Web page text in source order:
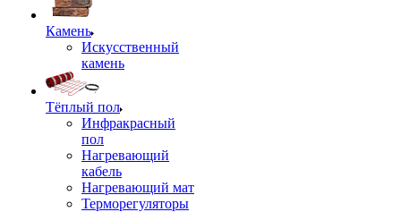
Камень
Искусственный
камень
Тёплый пол
Инфракрасный
пол
Нагревающий
кабель
Нагревающий мат
Терморегуляторы